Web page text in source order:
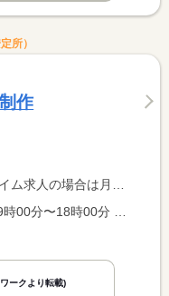
所）
作
求人の場合は時間額を表示しています。
ークより転載)